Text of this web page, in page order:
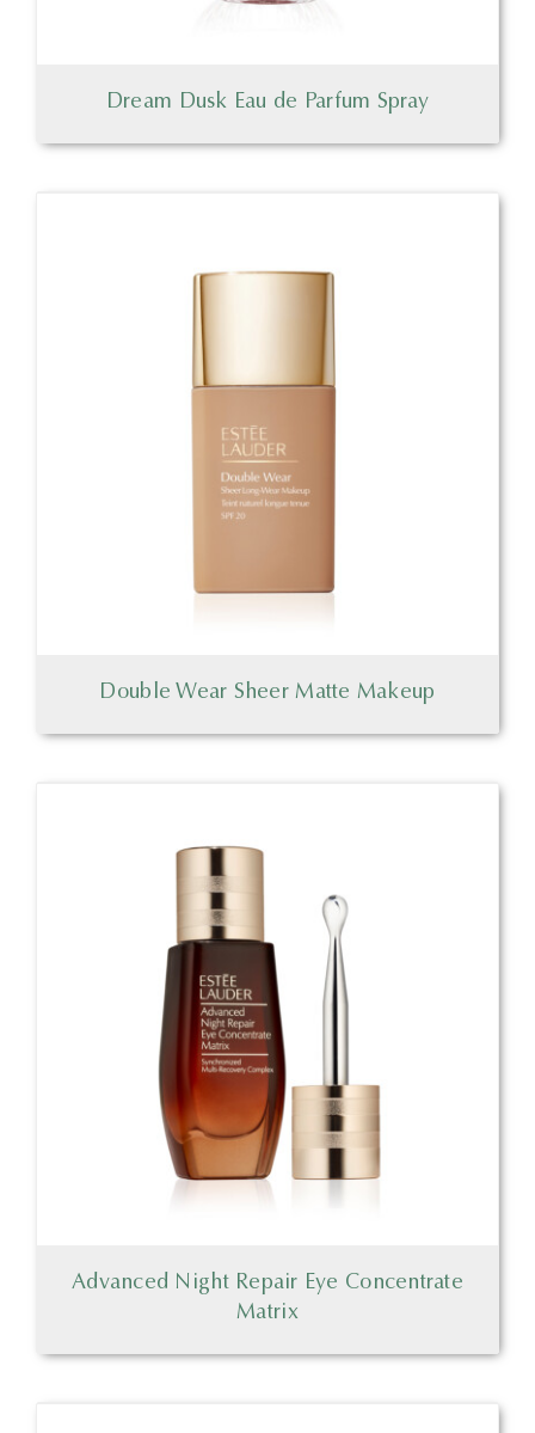
Dream Dusk Eau de Parfum Spray
Double Wear Sheer Matte Makeup
Advanced Night Repair Eye Concentrate
Matrix